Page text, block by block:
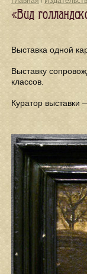
«Вид
Выставка одной
Выставку
классов.
Куратор выставки